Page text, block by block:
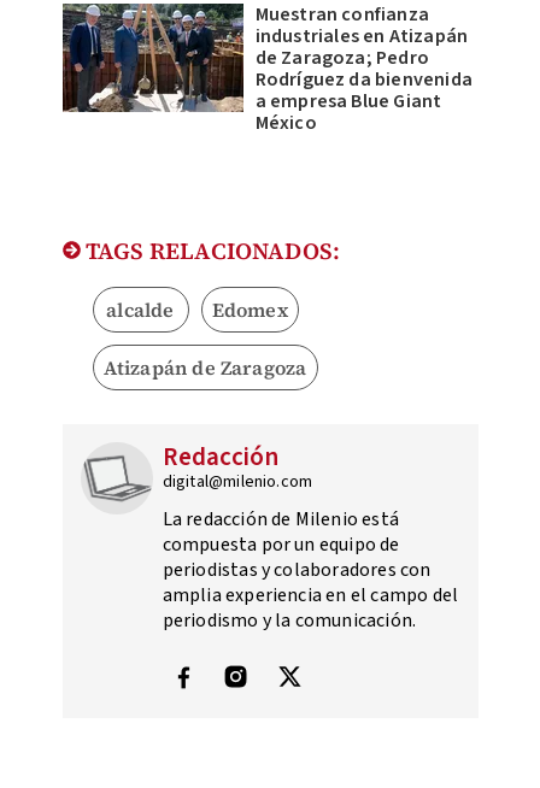
Muestran confianza
industriales en Atizapán
de Zaragoza; Pedro
Rodríguez da bienvenida
a empresa Blue Giant
México
TAGS RELACIONADOS:
alcalde Edomex
Atizapán de Zaragoza
Redacción
digital@milenio.com
La redacción de Milenio está
compuesta por un equipo de
periodistas y colaboradores con
amplia experiencia en el campo del
periodismo y la comunicación.